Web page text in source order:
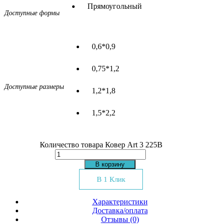
Доступные формы
Прямоугольный
Доступные размеры
0,6*0,9
0,75*1,2
1,2*1,8
1,5*2,2
Количество товара Ковер Art 3 225B
В корзину
В 1 Клик
Характеристики
Доставка/оплата
Отзывы (0)